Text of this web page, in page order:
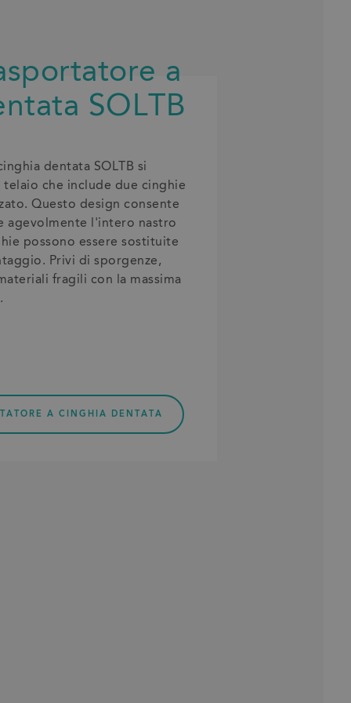
a
SOLTB
dentata SOLTB si
che include due cinghie
Questo design consente
agevolmente l'intero nastro
possono essere sostituite
Privi di sporgenze,
fragili con la massima
A CINGHIA DENTATA